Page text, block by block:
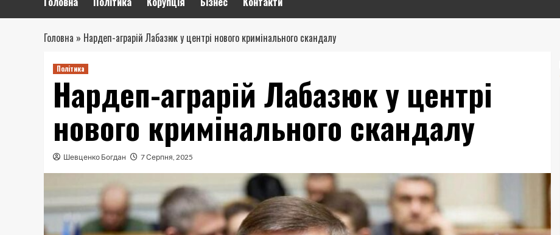
Головна » Нардеп-аграрій Лабазюк у центрі нового кримінального скандалу
Політика
Нардеп-аграрій Лабазюк у центрі
нового кримінального скандалу
Шевценко Богдан 7 Серпня, 2025